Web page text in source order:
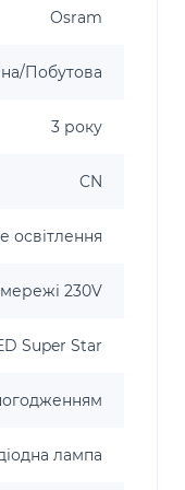
Osram
Побутова
3 року
CN
освітлення
230V
Super Star
лампа